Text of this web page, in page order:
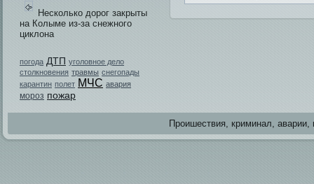
Несколько дорог закрыты
на Колыме из-за снежного
циклона
погода ДТП уголовное дело
столкновения травмы снегопады
карантин полет МЧС авария
мороз пожар
Проишестви­я, криминал,